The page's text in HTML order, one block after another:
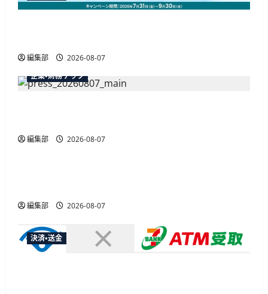
編集部
2026-08-07
企業・財務テック
編集部 2026-08-07
広告
編集部 2026-08-07
決済・送金